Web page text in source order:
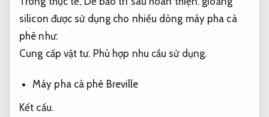
silicon được sử dụng cho nhiều dòng máy pha cà
phê như:
Cung cấp vật tư. Phù hợp nhu cầu sử dụng.
Máy pha cà phê Breville
Kết cấu.